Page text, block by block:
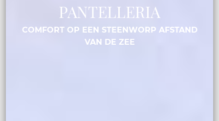
PANTELLERIA
COMFORT OP EEN STEENWORP AFSTAND
VAN DE ZEE